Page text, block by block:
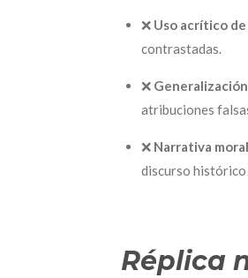
❌ Uso acrítico
contrastadas.
❌
atribuciones
❌ Narrativa
discurso histórico
Réplica